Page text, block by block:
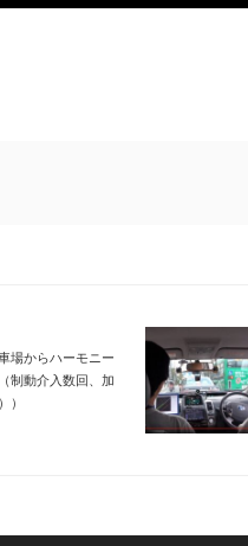
場からハーモニー
制動介入数回、加
）